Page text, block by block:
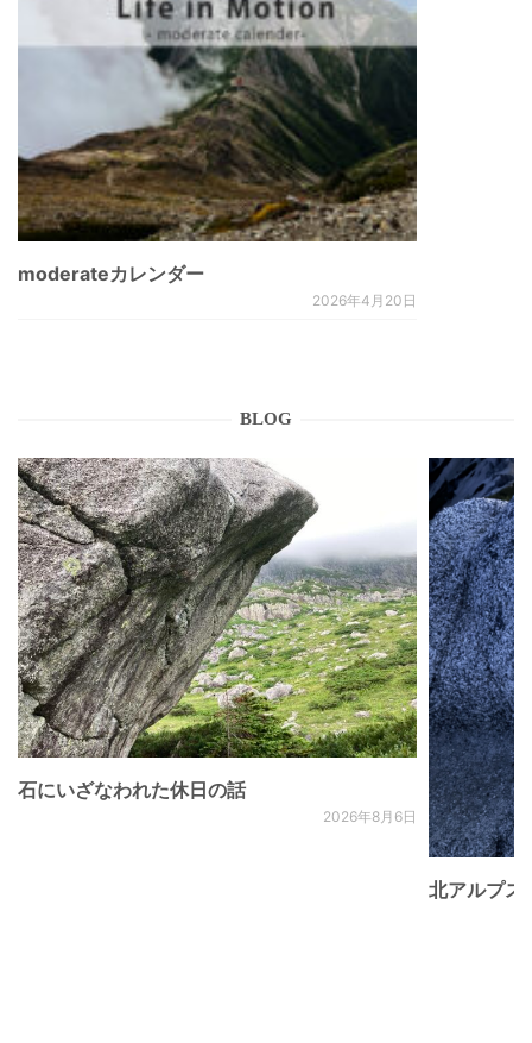
moderateカレンダー
2026年4月20日
BLOG
石にいざなわれた休日の話
2026年8月6日
北アルプ